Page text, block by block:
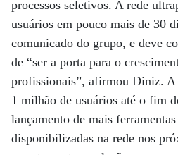
processos seletivos. A rede
usuários em pouco mais de 30
comunicado do grupo, e deve
de “ser a porta para o
profissionais”, afirmou Diniz. A
1 milhão de usuários até o fim
lançamento de mais
disponibilizadas na rede nos